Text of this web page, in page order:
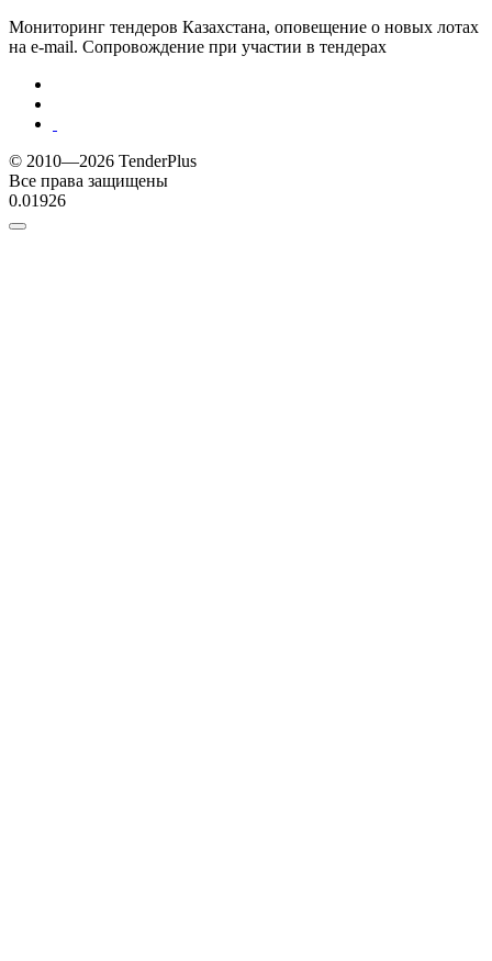
Мониторинг тендеров Казахстана, оповещение о новых лотах
на e-mail. Сопровождение при участии в тендерах
© 2010—2026 TenderPlus
Все права защищены
0.01926